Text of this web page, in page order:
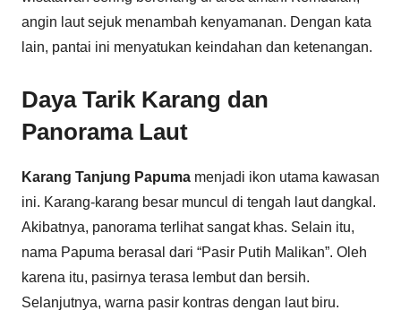
angin laut sejuk menambah kenyamanan. Dengan kata
lain, pantai ini menyatukan keindahan dan ketenangan.
Daya Tarik Karang dan
Panorama Laut
Karang Tanjung Papuma menjadi ikon utama kawasan
ini. Karang-karang besar muncul di tengah laut dangkal.
Akibatnya, panorama terlihat sangat khas. Selain itu,
nama Papuma berasal dari “Pasir Putih Malikan”. Oleh
karena itu, pasirnya terasa lembut dan bersih.
Selanjutnya, warna pasir kontras dengan laut biru.